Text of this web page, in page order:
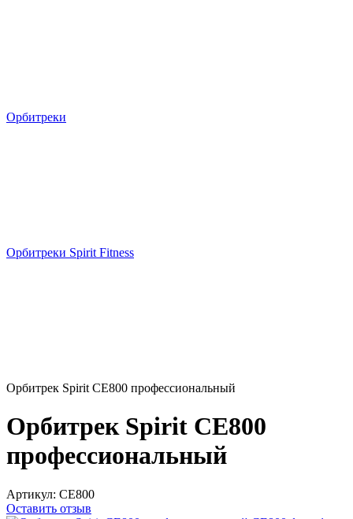
Орбитреки
Орбитреки Spirit Fitness
Орбитрек Spirit CE800 профессиональный
Орбитрек Spirit CE800
профессиональный
Артикул: CE800
Оставить отзыв